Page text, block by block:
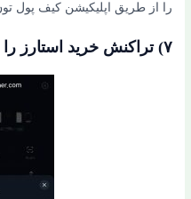
را از طریق اپلیکیشن کیف پول
۷) تراکنش خرید استارز را تایید کنید.